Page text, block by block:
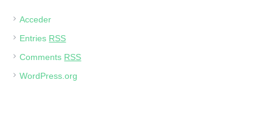
Acceder
Entries RSS
Comments RSS
WordPress.org